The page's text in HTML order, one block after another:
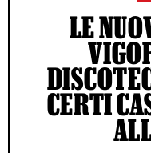
LE
CERTI